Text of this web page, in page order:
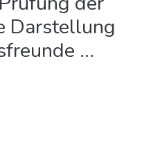
Darstellung
...